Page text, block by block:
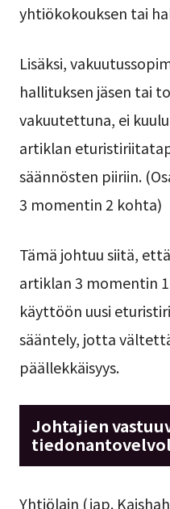
yhtiökokouksen tai
Lisäksi,
hallituksen jäsen tai
vakuutettuna, ei
artiklan
säännösten piiriin.
3 momentin 2 kohta)
Tämä johtuu siitä,
artiklan 3 momentin
käyttöön uusi
sääntely, jotta
päällekkäisyys.
Johtajien
Yhtiölain (jap.